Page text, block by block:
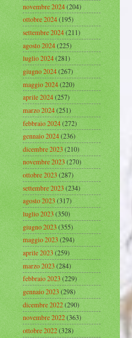
novembre 2024(204)
ottobre 2024(195)
settembre 2024(211)
agosto 2024(225)
luglio 2024(281)
giugno 2024(267)
maggio 2024(220)
aprile 2024(257)
marzo 2024(251)
febbraio 2024(272)
gennaio 2024(236)
dicembre 2023(210)
novembre 2023(270)
ottobre 2023(287)
settembre 2023(234)
agosto 2023(317)
luglio 2023(350)
giugno 2023(355)
maggio 2023(294)
aprile 2023(259)
marzo 2023(284)
febbraio 2023(229)
gennaio 2023(298)
dicembre 2022(290)
novembre 2022(363)
ottobre 2022(328)